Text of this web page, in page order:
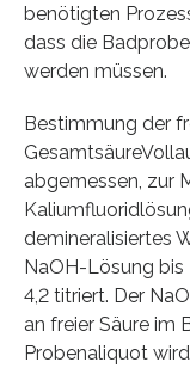
benötigten
dass die
werden müssen.
Bestimmung der
abgemessen, zur
demineralisiertes
NaOH-Lösung bis
4,2 titriert. Der
an freier Säure im
Probenaliquot